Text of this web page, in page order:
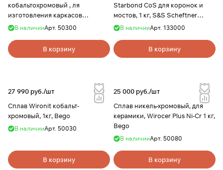
кобальтохромовый , ля
изготовления каркасов
В наличииАрт. 50300
В корзину
Starbond CoS для коронок и
мостов, 1 кг, S&S Scheftner
GmbHВ наличииАрт. 133000
В корзину
27 990 руб./шт
Сплав Wironit кобальт-
хромовый, 1кг, Bego
В наличииАрт. 50030
В корзину
25 000 руб./шт
Сплав никель-хромовый, для
керамики, Wirocer Plus Ni-Cr 1 кг,
Bego
В наличииАрт. 50080
В корзину